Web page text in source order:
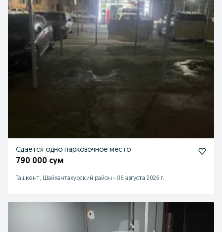
Сдается одно парковочное место
790 000 сум
Ташкент, Шайхантахурский район - 06 августа 2026 г.